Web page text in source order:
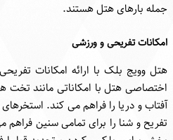
جمله بارهای هتل هستند.
امکانات تفریحی و ورزشی
هتل وویج بلک با ارائه امکانات
اختصاصی هتل با امکاناتی مانند تخت
آفتاب و دریا را فراهم می کند.
تفریح و شنا را برای تمامی سنین